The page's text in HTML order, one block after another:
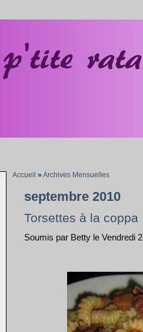
Accueil »Archives Mensuelles
septembre 2010
Torsettes à la coppa
Soumis par Betty le Vendredi